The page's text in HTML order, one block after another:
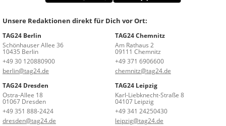
Unsere Redaktionen direkt für Dich vor Ort:
TAG24 Berlin
Schönhauser Allee 36
10435 Berlin
+49 30 120880900
berlin@tag24.de
TAG24 Chemnitz
Am Rathaus 2
09111 Chemnitz
+49 371 6906600
chemnitz@tag24.de
TAG24 Dresden
Ostra-Allee 18
01067 Dresden
+49 351 888-2424
dresden@tag24.de
TAG24 Leipzig
Karl-Liebknecht-Straße 8
04107 Leipzig
+49 341 24250430
leipzig@tag24.de